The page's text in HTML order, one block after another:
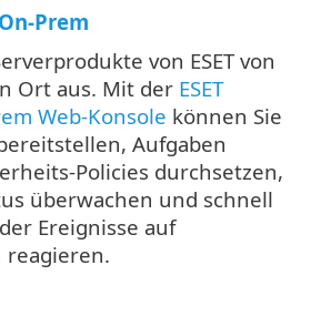
On-Prem
von ESET von
Ort aus. Mit der ESET
Web-Konsole können Sie
Aufgaben
Policies durchsetzen,
überwachen und schnell
Ereignisse auf
reagieren.